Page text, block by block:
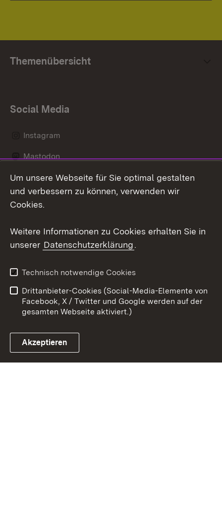
Themenübersicht
Social Media
Instagram
Mastodon
Messenger
Link zum Landesportal
Kontakt
Impressum
Cookies
Um unsere Webseite für Sie optimal gestalten
und verbessern zu können, verwenden wir
Cookies.
Weitere Informationen zu Cookies erhalten Sie in
unserer Datenschutzerklärung.
Technisch notwendige Cookies
Drittanbieter-Cookies (Social-Media-Elemente von
Facebook, X / Twitter und Google werden auf der
gesamten Webseite aktiviert.)
Akzeptieren